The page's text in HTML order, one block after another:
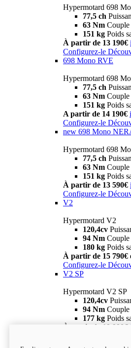
Hypermotard 698
77,5 ch
63 Nm Couple
151 kg Poids
À partir de 13 190€ i
Configurez-le
698 Mono RVE
Hypermotard 698
77,5 ch
63 Nm Couple
151 kg Poids
A partir de 14 190€ i
Configurez-le
new 698 Mono
Hypermotard 698
77,5 ch
63 Nm Couple
151 kg Poids
À partir de 13 590€ i
Configurez-le
V2
Hypermotard V2
120,4cv
94 Nm Couple
180 kg Poids
À partir de 15 790€
Configurez-le
V2 SP
Hypermotard V2 SP
120,4cv
94 Nm Couple
177 kg Poids
À partir de 19 990€ i
new
V2 SP 100